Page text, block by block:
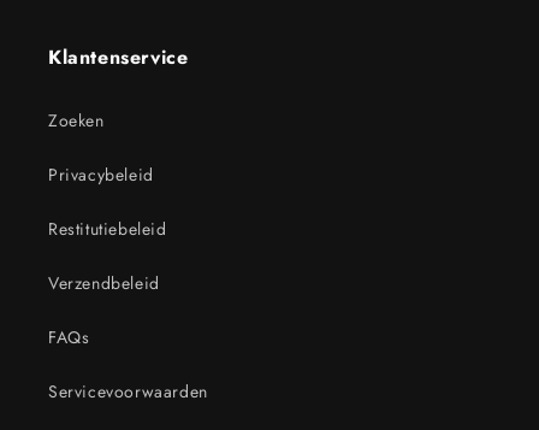
Klantenservice
Zoeken
Privacybeleid
Restitutiebeleid
Verzendbeleid
FAQs
Servicevoorwaarden